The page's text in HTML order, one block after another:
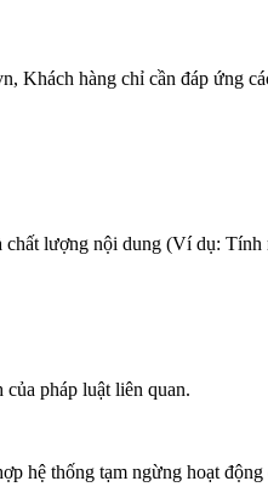
Khách hàng chỉ cần đáp ứng
lượng nội dung (Ví dụ:
pháp luật liên quan.
hệ thống tạm ngừng hoạt